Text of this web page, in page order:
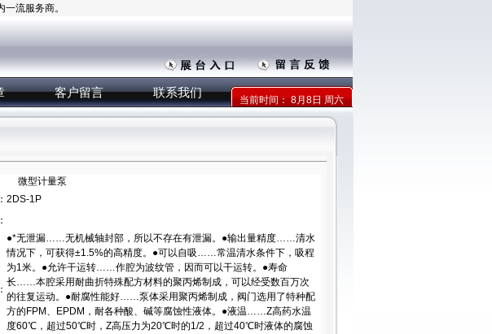
流服务商。
客户留言 联系我们
当前时间：8月8日 周六
微型计量泵
2DS-1P
●*无泄漏……无机械轴封部，所以不存在有泄漏。●输出量精度……清水
情况下，可获得±1.5%的高精度。●可以自吸……常温清水条件下，吸程
为1米。●允许干运转……作腔为波纹管，因而可以干运转。●寿命
长……本腔采用耐曲折特殊配方材料的聚丙烯制成，可以经受数百万次
的往复运动。●耐腐性能好……泵体采用聚丙烯制成，阀门选用了特种配
方的FPM、EPDM，耐各种酸、碱等腐蚀性液体。●液温……Z高药水温
度60℃，超过50℃时，Z高压力为20℃时的1/2，超过40℃时液体的腐蚀